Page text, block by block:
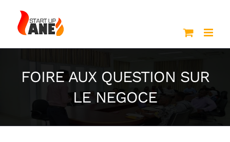
contenu
FOIRE AUX QUESTION SUR
LE NEGOCE